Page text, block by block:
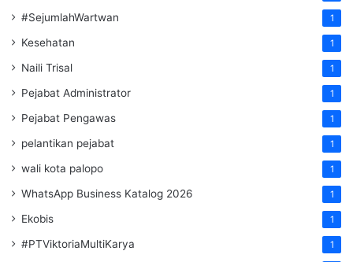
#SejumlahWartwan 1
Kesehatan 1
Naili Trisal 1
Pejabat Administrator 1
Pejabat Pengawas 1
pelantikan pejabat 1
wali kota palopo 1
WhatsApp Business Katalog 2026 1
Ekobis 1
#PTViktoriaMultiKarya 1